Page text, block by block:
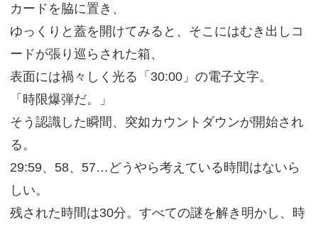
カードを脇に置き、
ゆっくりと蓋を開けてみると、そこにはむき出しコ
ードが張り巡らされた箱、
表面には禍々しく光る「30:00」の電子文字。
「時限爆弾だ。」
そう認識した瞬間、突如カウントダウンが開始され
る。
29:59、58、57…どうやら考えている時間はないら
しい。
残された時間は30分。すべての謎を解き明かし、時